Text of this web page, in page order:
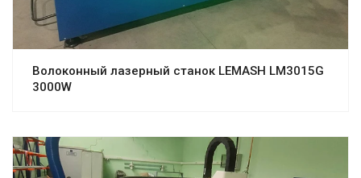
Волоконный лазерный станок LEMASH LM3015G
3000W